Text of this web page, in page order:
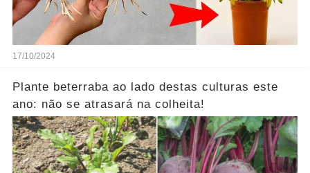
17/10/2024
Plante beterraba ao lado destas culturas este
ano: não se atrasará na colheita!